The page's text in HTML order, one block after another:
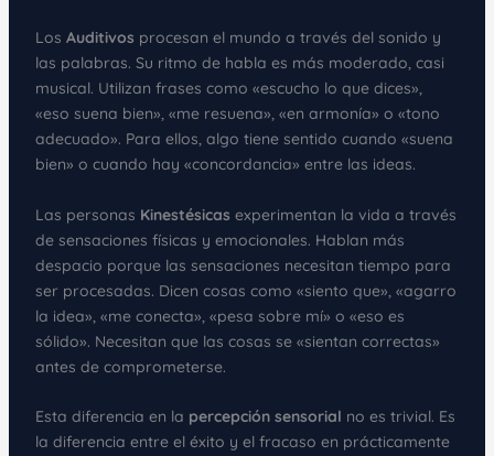
Los Auditivos procesan el mundo a través del sonido y
las palabras. Su ritmo de habla es más moderado, casi
musical. Utilizan frases como «escucho lo que dices»,
«eso suena bien», «me resuena», «en armonía» o «tono
adecuado». Para ellos, algo tiene sentido cuando «suena
bien» o cuando hay «concordancia» entre las ideas.
Las personas Kinestésicas experimentan la vida a través
de sensaciones físicas y emocionales. Hablan más
despacio porque las sensaciones necesitan tiempo para
ser procesadas. Dicen cosas como «siento que», «agarro
la idea», «me conecta», «pesa sobre mí» o «eso es
sólido». Necesitan que las cosas se «sientan correctas»
antes de comprometerse.
Esta diferencia en la percepción sensorial no es trivial. Es
la diferencia entre el éxito y el fracaso en prácticamente